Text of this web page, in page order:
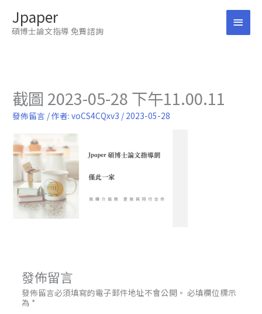
Jpaper
碩博士論文指導 免費諮詢
主
截圖 2023-05-28 下午11.00.11
發佈留言 / 作者:voCS4CQxv3 / 2023-05-28
發佈留言
發佈留言必須填寫的電子郵件地址不會公開。 必填欄位標示
為 *